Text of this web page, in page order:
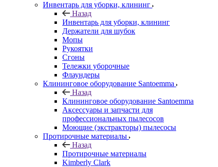
Инвентарь для уборки, клининг
Назад
Инвентарь для уборки, клининг
Держатели для шубок
Мопы
Рукоятки
Сгоны
Тележки уборочные
Флаундеры
Клининговое оборудование Santoemma
Назад
Клининговое оборудование Santoemma
Аксессуары и запчасти для
профессиональных пылесосов
Моющие (экстракторы) пылесосы
Протирочные материалы
Назад
Протирочные материалы
Kimberly Clark